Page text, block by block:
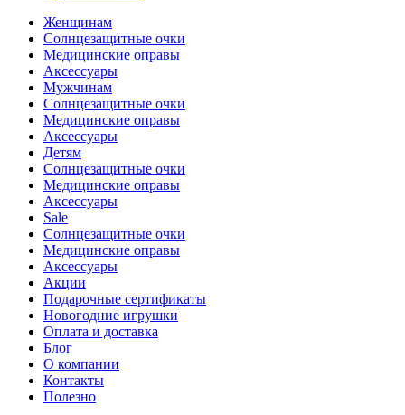
Женщинам
Солнцезащитные очки
Медицинские оправы
Аксессуары
Мужчинам
Солнцезащитные очки
Медицинские оправы
Аксессуары
Детям
Солнцезащитные очки
Медицинские оправы
Аксессуары
Sale
Солнцезащитные очки
Медицинские оправы
Аксессуары
Акции
Подарочные сертификаты
Новогодние игрушки
Оплата и доставка
Блог
О компании
Контакты
Полезно